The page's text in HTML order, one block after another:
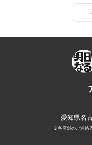
愛知県名
※各店舗のご連絡